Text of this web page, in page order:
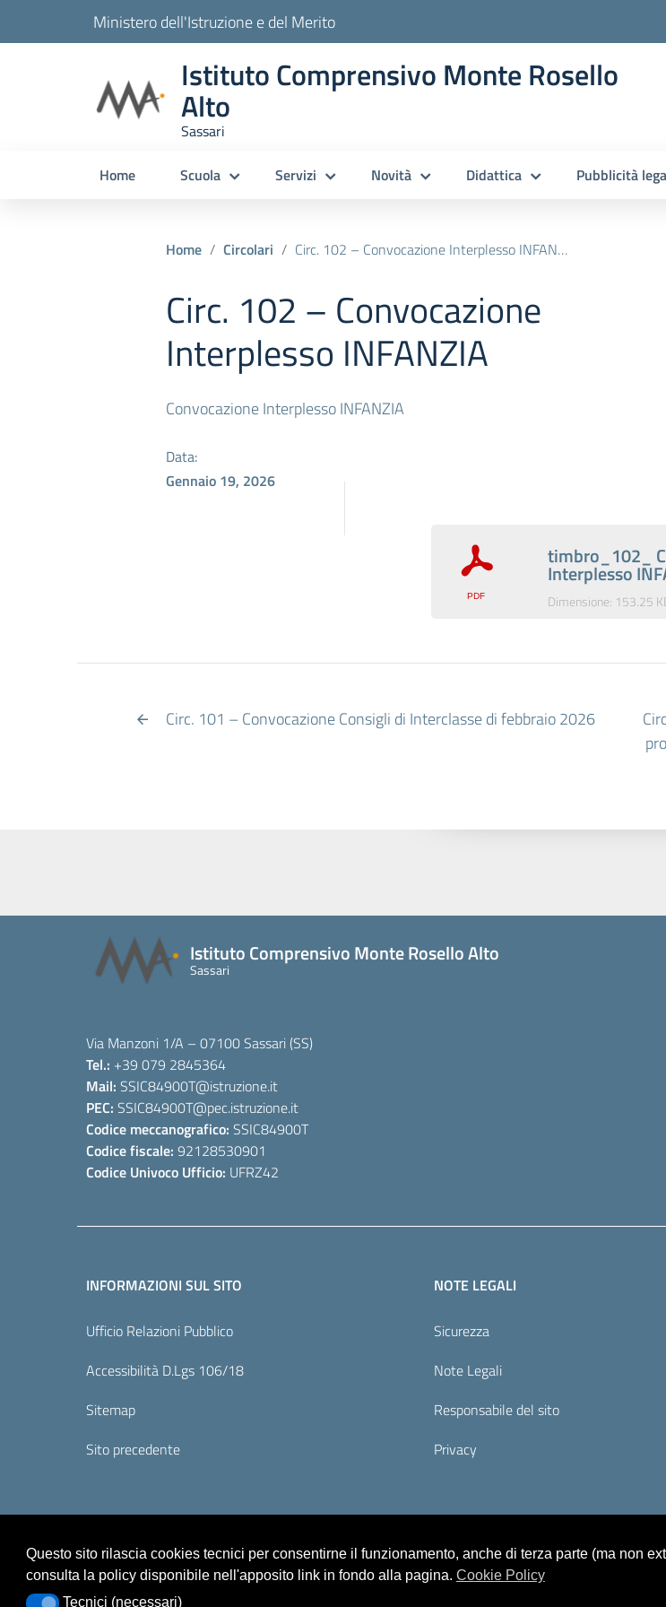
Ministero dell'Istruzione e del Merito
Istituto Comprensivo Monte Rosello
Alto
Sassari
Home Scuola Servizi Novità Didattica Pubblicità
Home Circolari Circ. 102 – Convocazione Interplesso INFANZIA
Circ. 102 – Convocazione
Interplesso INFANZIA
Convocazione Interplesso INFANZIA
Data:
Gennaio 19, 2026
timbro_102_
Interplesso
Dimensione: 153.25
Circ. 101 – Convocazione Consigli di Interclasse di febbraio 2026
Istituto Comprensivo Monte Rosello Alto
Sassari
Via Manzoni 1/A – 07100 Sassari (SS)
Tel.: +39 079 2845364
Mail: SSIC84900T@istruzione.it
PEC: SSIC84900T@pec.istruzione.it
Codice meccanografico: SSIC84900T
Codice fiscale: 92128530901
Codice Univoco Ufficio: UFRZ42
INFORMAZIONI SUL SITO
Ufficio Relazioni Pubblico
Accessibilità D.Lgs 106/18
Sitemap
Sito precedente
NOTE LEGALI
Sicurezza
Note Legali
Responsabile del sito
Privacy
Questo sito rilascia cookies tecnici per consentirne il funzionamento, anche di terza parte (ma non
consulta la policy disponibile nell'apposito link in fondo alla pagina. Cookie Policy
Tecnici (necessari)
Tecnici (necessari)